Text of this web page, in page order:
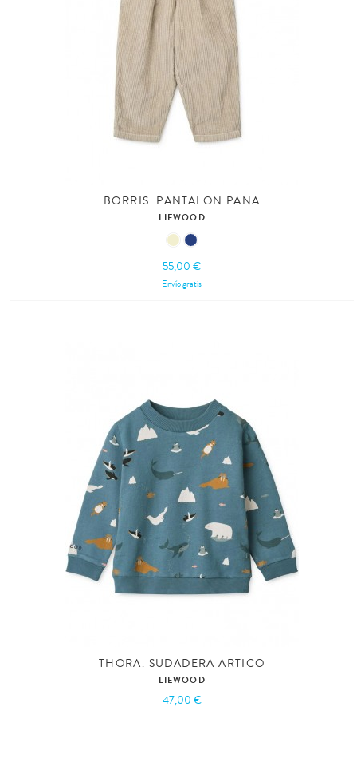
BORRIS. PANTALON PANA
LIEWOOD
55,00 €
Envío gratis
THORA. SUDADERA ARTICO
LIEWOOD
47,00 €